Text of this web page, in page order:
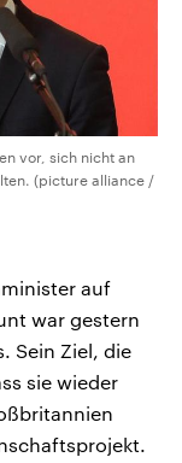
vor, sich nicht an
(picture alliance /
auf
war gestern
Sein Ziel, die
sie wieder